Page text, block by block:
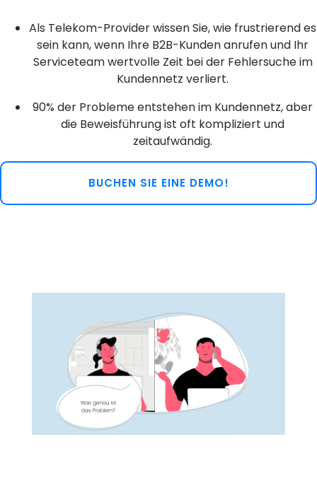
Als Telekom-Provider wissen Sie, wie frustrierend es
sein kann, wenn Ihre B2B-Kunden anrufen und Ihr
Serviceteam wertvolle Zeit bei der Fehlersuche im
Kundennetz verliert.
90% der Probleme entstehen im Kundennetz, aber
die Beweisführung ist oft kompliziert und
zeitaufwändig.
BUCHEN SIE EINE DEMO!